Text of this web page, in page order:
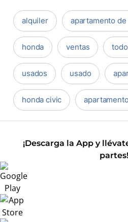
alquiler apartamento de
honda ventas
usados usado
honda civic
¡Descarga la App y
partes!